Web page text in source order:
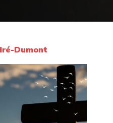
Dumont